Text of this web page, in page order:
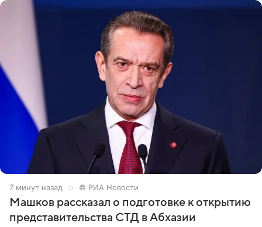
8 минут назад © РИА Новости
Машков рассказал о подготовке к открытию
представительства СТД в Абхазии